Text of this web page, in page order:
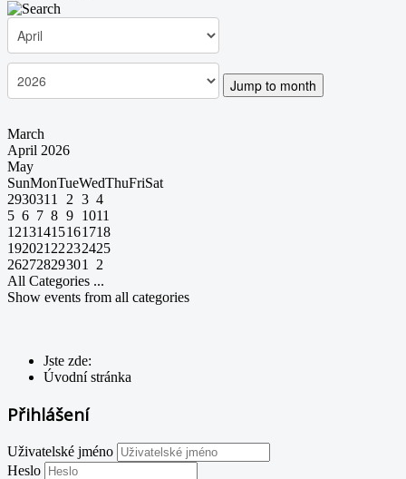
Jump to month
March
April 2026
May
SunMonTueWedThuFriSat
293031 1 2 3 4
5 6 7 8 9 1011
12131415161718
192021 22232425
26272829301
2
All Categories ...
Show events from all categories
Jste zde:
Úvodní stránka
Přihlášení
Uživatelské jméno
Heslo